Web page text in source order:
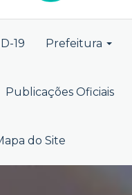
19 Prefeitura
Publicações Oficiais
do Site